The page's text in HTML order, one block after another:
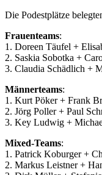
Die Podestplätze
Frauenteams:
1. Doreen Täufel +
2. Saskia Sobotka +
3. Claudia Schädlich +
Männerteams:
1. Kurt Pöker + Frank
2. Jörg Poller + Paul
3. Key Ludwig +
Mixed-Teams:
1. Patrick Koburger +
2. Markus Leistner +